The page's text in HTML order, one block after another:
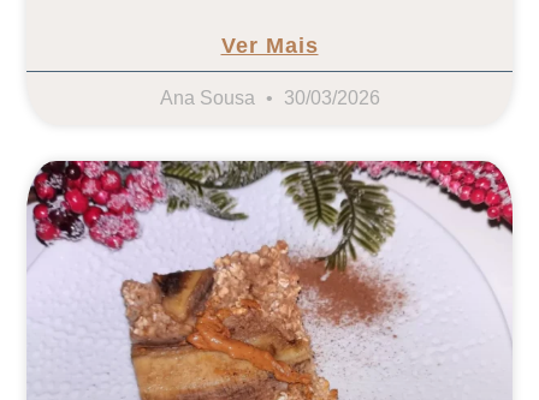
Ver Mais
Ana Sousa 30/03/2026